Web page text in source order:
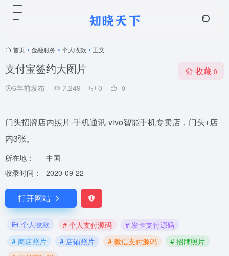
首页 • 金融服务 • 个人收款 • 正文
支付宝签约大图片
6年前发布 7,249 0 0
收藏 0
门头招牌店内照片-手机通讯-vivo智能手机专卖店，门头+店
内3张。
所在地：
中国
收录时间：
2020-09-22
打开网站
个人收款 # 个人支付源码
# 发卡支付源码
# 商店照片
# 店铺照片 # 微信支付源码
# 招牌照片